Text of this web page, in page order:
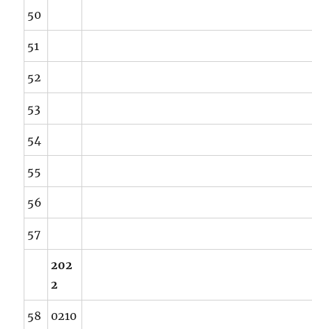
50
51
52
53
54
55
56
57
202
2
58 0210